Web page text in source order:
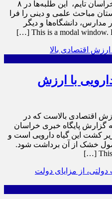
می کنند. به گزارش پایگاه خبری خراسان تایم، این طلبه‌ها در ۸
مباحث علمی و دینی را فرا
مدارس، دانشگاه‌ها و دیگر
با ارزش
اقتصادی بالاست که در
گزارش پایگاه خبری خراسان
زیر کشت این گیاه دارویی است و
خشک از آن برداشت شود.